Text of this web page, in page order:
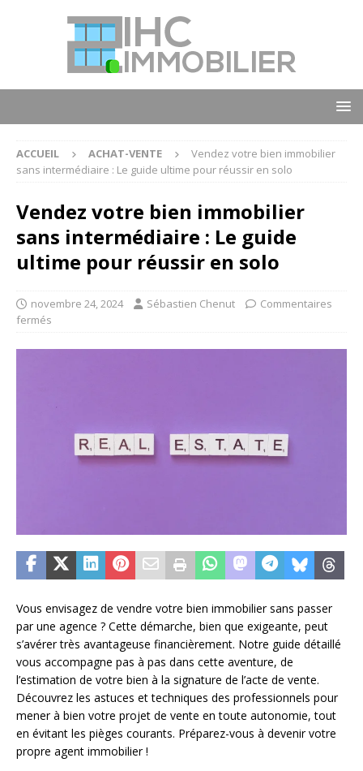
ACCUEIL ACHAT-VENTE
Vendez votre bien immobilier
sans intermédiaire : Le guide ultime pour réussir en solo
Vendez votre bien immobilier
sans intermédiaire : Le guide
ultime pour réussir en solo
novembre 24, 2024 Sébastien Chenut
Commentaires
fermés
Vous envisagez de vendre votre bien immobilier sans passer
par une agence ? Cette démarche, bien que exigeante, peut
s’avérer très avantageuse financièrement. Notre guide détaillé
vous accompagne pas à pas dans cette aventure, de
l’estimation de votre bien à la signature de l’acte de vente.
Découvrez les astuces et techniques des professionnels pour
mener à bien votre projet de vente en toute autonomie, tout
en évitant les pièges courants. Préparez-vous à devenir votre
propre agent immobilier !